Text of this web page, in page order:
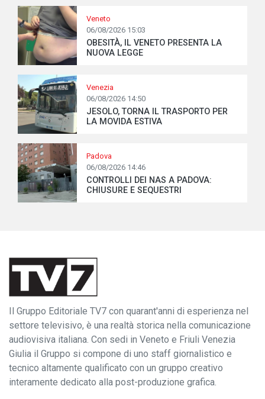
Veneto
06/08/2026 15:03
OBESITÀ, IL VENETO PRESENTA LA
NUOVA LEGGE
Venezia
06/08/2026 14:50
JESOLO, TORNA IL TRASPORTO PER
LA MOVIDA ESTIVA
Padova
06/08/2026 14:46
CONTROLLI DEI NAS A PADOVA:
CHIUSURE E SEQUESTRI
Il Gruppo Editoriale TV7 con quarant'anni di esperienza nel
settore televisivo, è una realtà storica nella comunicazione
audiovisiva italiana. Con sedi in Veneto e Friuli Venezia
Giulia il Gruppo si compone di uno staff giornalistico e
tecnico altamente qualificato con un gruppo creativo
interamente dedicato alla post-produzione grafica.